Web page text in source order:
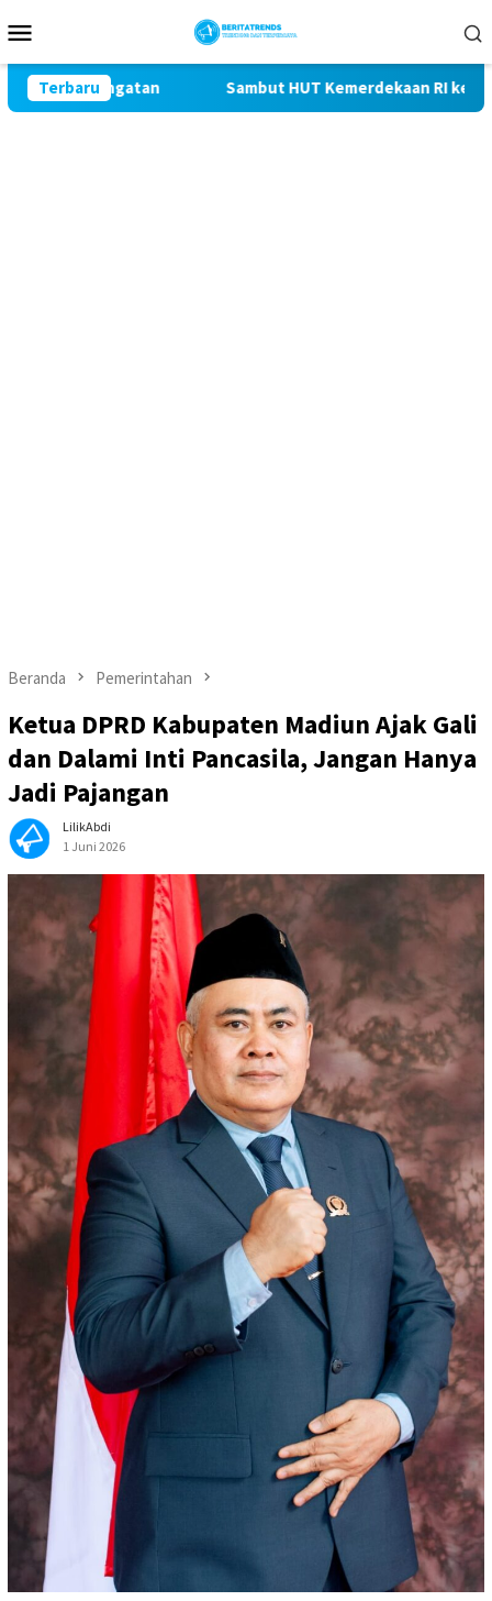
ke
Mobile
Terbaru Sambut HUT Kemerdekaan RI ke-81, Polres
Beranda Pemerintahan
Ketua DPRD Kabupaten Madiun Ajak Gali
dan Dalami Inti Pancasila, Jangan Hanya
Jadi Pajangan
LilikAbdi
1 Juni 2026